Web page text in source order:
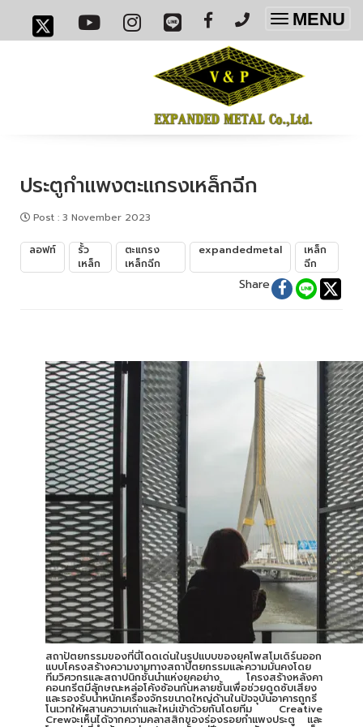
Toggle
MENU
ประตูกำแพงตะแกรงเหล็กฉีก
Post : 3 November 2023
ลอฟท์
รั้ว
เหล็ก
ตะแกรง
เหล็กฉีก
expandedmetal
เหล็ก
ฉีก
Share
สถาปัตยกรรมของที่นี่โดดเด่นในรูปแบบของยุคโพสโมเดิร์นออก
แบบโครงสร้างความงามทางสถาปัตยกรรมและความมั่นคงโดย
ทีมวิศวกรและสถาปนิกชั้นนำแห่งยุคอย่าง โครงสร้างหลังคา
คอนกรีตมีลักษณะหล่อโค้งซ้อนกันหลายชั้นเพื่อช่วยดูดซับเสียง
และรองรับน้ำหนักเครื่องจักรขนาดใหญ่ด้านในปัจจุบันอาคารถูกรี
โนเวทให้ผสานความเก่าและใหม่เข้าด้วยกันโดยทีม Creative
Crewจะเห็นได้จากความคลาสสิกของร่องรอยกำแพงประตู และ